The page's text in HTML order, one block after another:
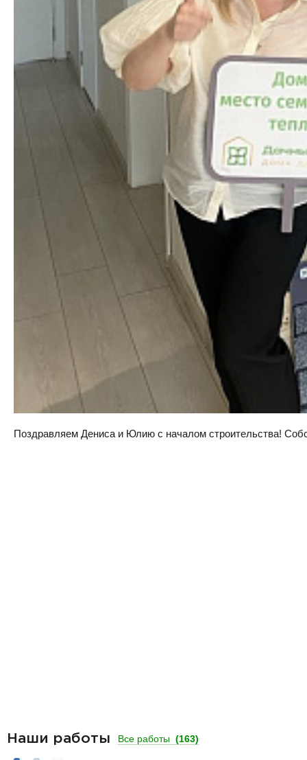
Поздравляем Дениса и Юлию с началом строительства!
Наши работы Все работы (163)